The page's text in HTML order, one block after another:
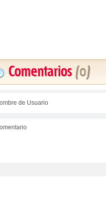
Comentarios (0)